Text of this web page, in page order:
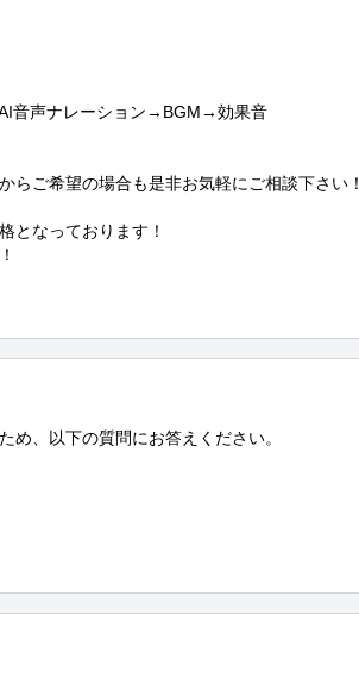
音声ナレーション→BGM→効果音
らご希望の場合も是非お気軽にご相談下さい！
となっております！
め、以下の質問にお答えください。